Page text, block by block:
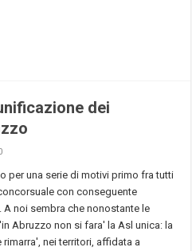
dei
per una serie di motivi primo fra tutti
con conseguente
noi sembra che nonostante le
Abruzzo non si fara' la Asl unica: la
nei territori, affidata a